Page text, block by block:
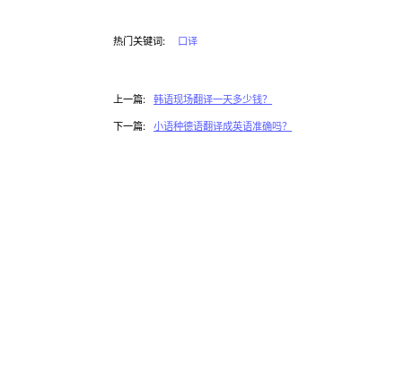
热门关键词: 口译
上一篇: 韩语现场翻译一天多少钱？
下一篇: 小语种德语翻译成英语准确吗？